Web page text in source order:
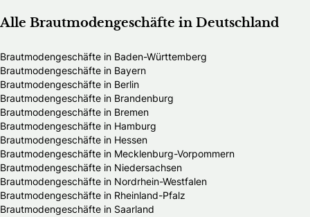
Alle Brautmodengeschäfte in Deutschland
Brautmodengeschäfte in Baden-Württemberg
Brautmodengeschäfte in Bayern
Brautmodengeschäfte in Berlin
Brautmodengeschäfte in Brandenburg
Brautmodengeschäfte in Bremen
Brautmodengeschäfte in Hamburg
Brautmodengeschäfte in Hessen
Brautmodengeschäfte in Mecklenburg-Vorpommern
Brautmodengeschäfte in Niedersachsen
Brautmodengeschäfte in Nordrhein-Westfalen
Brautmodengeschäfte in Rheinland-Pfalz
Brautmodengeschäfte in Saarland